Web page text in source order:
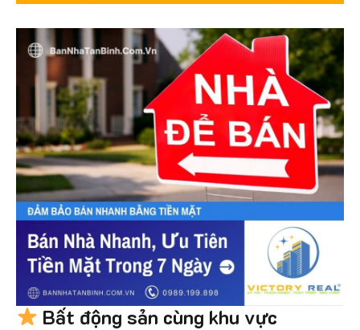
Bất động sản cùng khu vực